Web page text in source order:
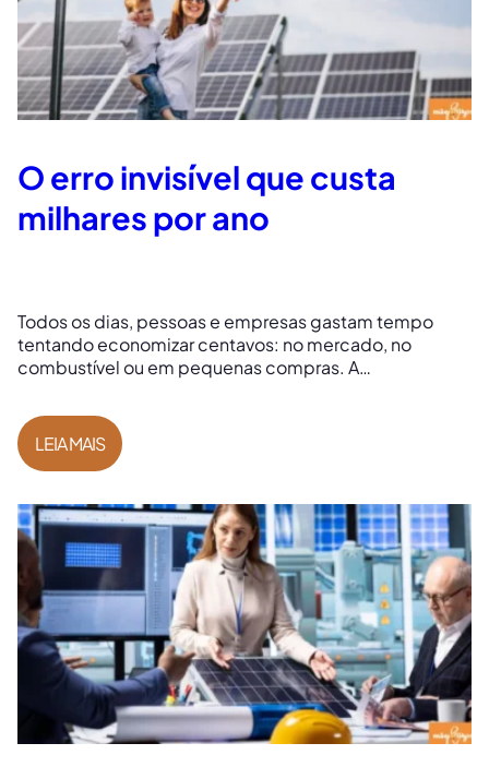
O erro invisível que custa
milhares por ano
Todos os dias, pessoas e empresas gastam tempo
tentando economizar centavos: no mercado, no
combustível ou em pequenas compras. A…
LEIA MAIS